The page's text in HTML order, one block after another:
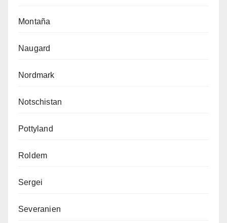
Montaña
Naugard
Nordmark
Notschistan
Pottyland
Roldem
Sergei
Severanien